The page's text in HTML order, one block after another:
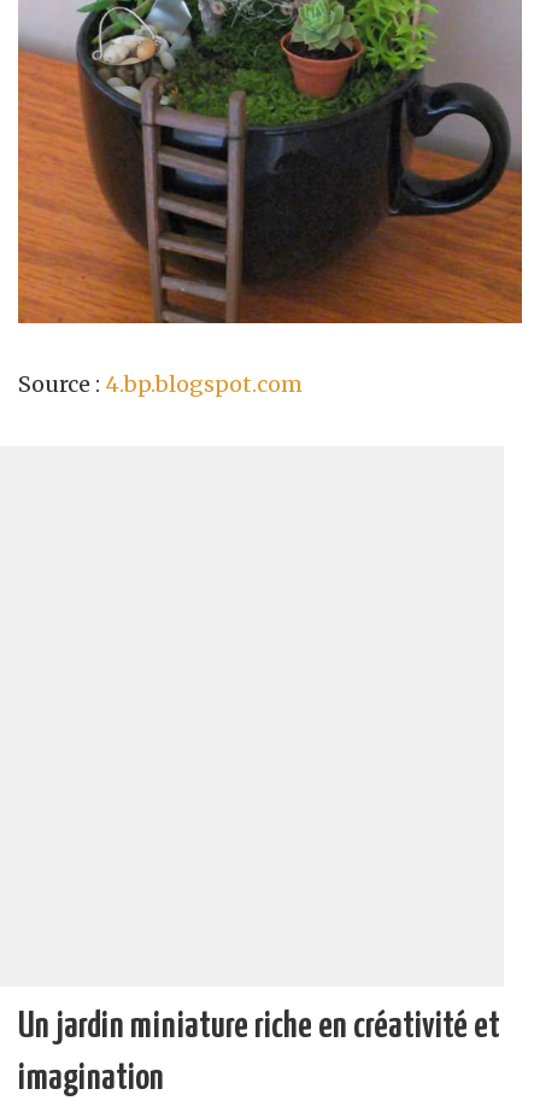
Source : 4.bp.blogspot.com
Un jardin miniature riche en créativité et
imagination